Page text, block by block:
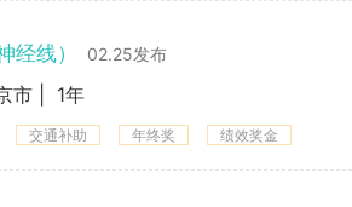
经线） 02.25发布
市 1年
交通补助 年终奖 绩效奖金